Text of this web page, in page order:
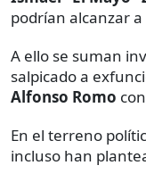
podrían alcanzar
A ello se suman
salpicado a
Alfonso Romo
En el terreno
incluso han